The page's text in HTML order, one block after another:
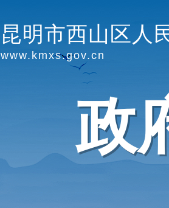
昆明市西山区人
www.kmxs.gov.cn
政